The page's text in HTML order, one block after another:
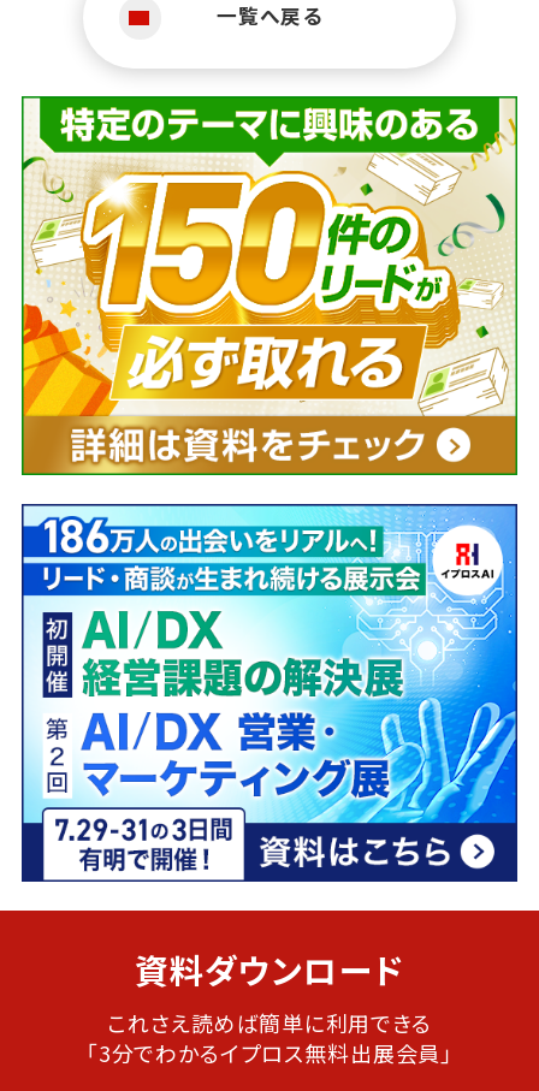
一覧へ戻る
資料ダウンロード
これさえ読めば簡単に利用できる
「3分でわかるイプロス無料出展会員」